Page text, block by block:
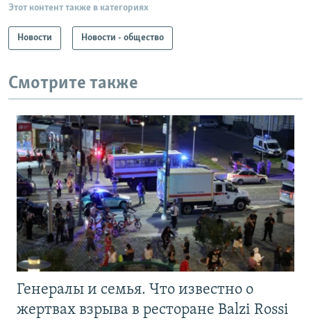
Этот контент также в категориях
Новости Новости - общество
Смотрите также
Генералы и семья. Что известно о
жертвах взрыва в ресторане Balzi Rossi